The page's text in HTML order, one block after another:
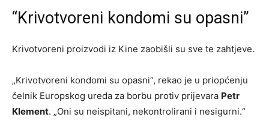
“Krivotvoreni kondomi su opasni”
Krivotvoreni proizvodi iz Kine zaobišli su sve te zahtjeve.
„Krivotvoreni kondomi su opasni“, rekao je u priopćenju
čelnik Europskog ureda za borbu protiv prijevara Petr
Klement. „Oni su neispitani, nekontrolirani i nesigurni.“